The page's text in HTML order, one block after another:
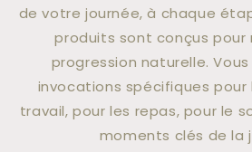
de votre journée, à chaque
produits sont conçus
progression naturelle.
invocations spécifiques pour
travail, pour les repas, pour le
moments clés de la